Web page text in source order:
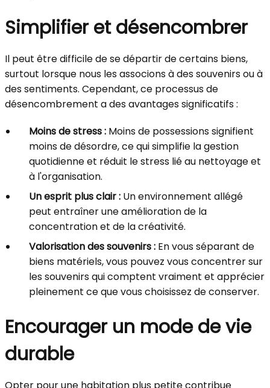
Simplifier et désencombrer
Il peut être difficile de se départir de certains biens,
surtout lorsque nous les associons à des souvenirs ou à
des sentiments. Cependant, ce processus de
désencombrement a des avantages significatifs :
Moins de stress : Moins de possessions signifient
moins de désordre, ce qui simplifie la gestion
quotidienne et réduit le stress lié au nettoyage et
à l'organisation.
Un esprit plus clair : Un environnement allégé
peut entraîner une amélioration de la
concentration et de la créativité.
Valorisation des souvenirs : En vous séparant de
biens matériels, vous pouvez vous concentrer sur
les souvenirs qui comptent vraiment et apprécier
pleinement ce que vous choisissez de conserver.
Encourager un mode de vie
durable